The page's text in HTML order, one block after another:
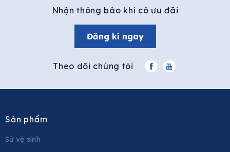
Nhận thông báo khi có ưu đãi
Đăng kí ngay
Theo dõi chúng tôi
Sản phẩm
Sứ vệ sinh